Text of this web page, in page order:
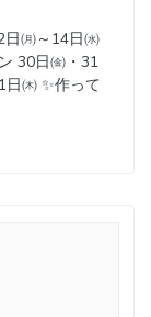
日㈪～14日㈬
30日㈮・31
㈭ ✨作って